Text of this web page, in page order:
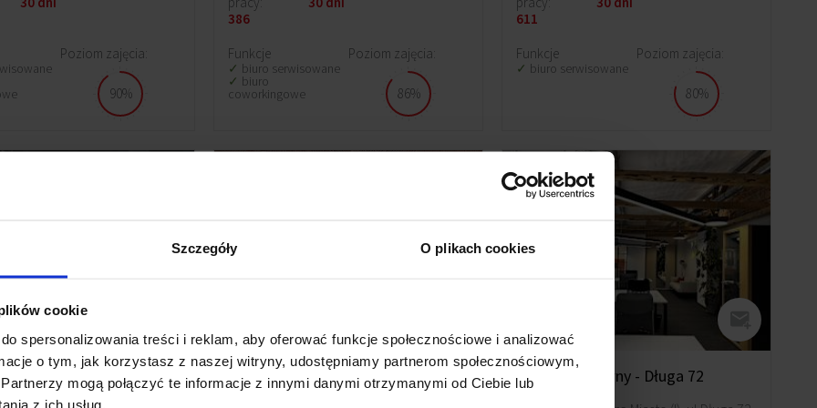
Szczegóły O plikach cookies
cookie
spersonalizowania treści i reklam, aby oferować funkcje społecznościowe i analizować
o tym, jak korzystasz z naszej witryny, udostępniamy partnerom społecznościowym,
mogą połączyć te informacje z innymi danymi otrzymanymi od Ciebie lub
z ich usług.
Poziom zajęcia:
90%
386
Funkcje
biuro serwisowane
biuro
coworkingowe
Poziom zajęcia:
86%
611
Funkcje
biuro serwisowane
Poziom zajęcia:
80%
NOBILIS CitySpace WEST4 Skład Kreatywny - Długa 72